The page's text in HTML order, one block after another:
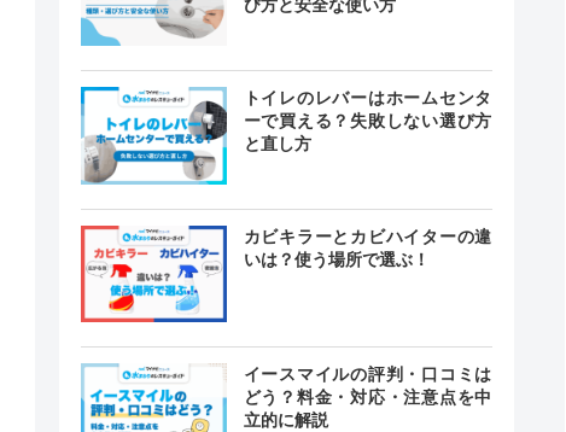
び方と安全な使い方
トイレのレバーはホームセンタ
ーで買える？失敗しない選び方
と直し方
カビキラーとカビハイターの違
いは？使う場所で選ぶ！
イースマイルの評判・口コミは
どう？料金・対応・注意点を中
立的に解説